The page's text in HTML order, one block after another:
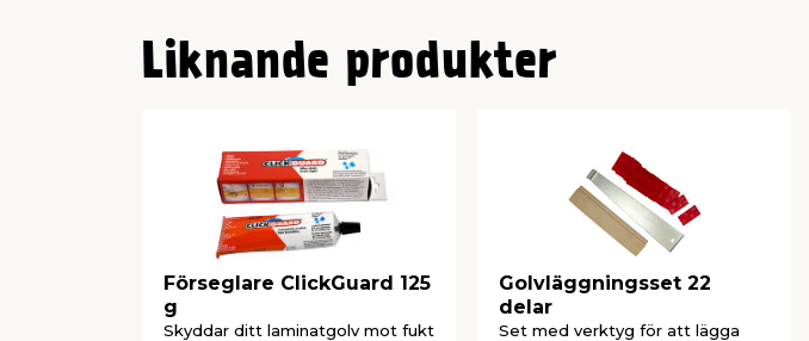
Liknande produkter
Förseglare ClickGuard 125
g
Skyddar ditt laminatgolv mot fukt
Golvläggningsset 22
delar
Set med verktyg för att lägga